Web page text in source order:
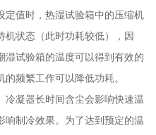
定值时，热湿试验箱中的压缩机
机状态（此时功耗较低），因
湿试验箱的温度可以得到有效的
频繁工作可以降低功耗。
凝器长时间含尘会影响快速温
响制冷效果。为了达到预定的温